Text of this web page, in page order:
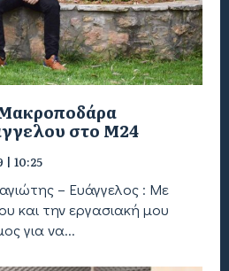
στο Μ24
| 10:25
– Ευάγγελος : Mε
και την εργασιακή μου
για να...